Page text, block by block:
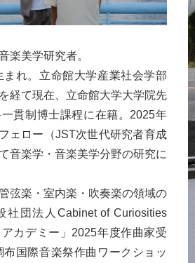
楽美学研究者。
まれ。立命館大学産業社会学部
経て現在、立命館大学大学院先
貫制博士課程に在籍。2025年
ェロー（JST次世代研究者育成
音楽学・音楽美学分野の研究に
弦楽・室内楽・吹奏楽の領域の
社団法人Cabinet of Curiosities
アカデミー」2025年度作曲家受
国際音楽祭作曲ワークショッ